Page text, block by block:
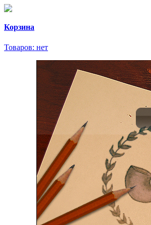
Корзина
Товаров: нет